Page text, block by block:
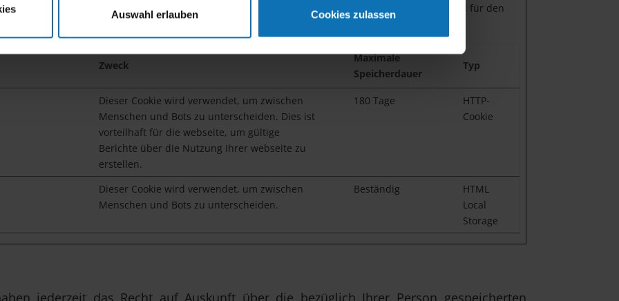
Auswahl erlauben Cookies zulassen
auf Webseiten zu folgen. Die Absicht ist, Anzeigen zu zeigen, die relevant und ansprechend für den
Publisher und werbetreibende Drittparteien sind.
Zweck
Maximale
Speicherdauer
Typ
Dieser Cookie wird verwendet, um zwischen
Menschen und Bots zu unterscheiden. Dies ist
vorteilhaft für die webseite, um gültige
Berichte über die Nutzung ihrer webseite zu
erstellen.
180 Tage
HTTP-
Cookie
Dieser Cookie wird verwendet, um zwischen
Menschen und Bots zu unterscheiden.
Beständig
HTML
Local
Storage
jederzeit das Recht auf Auskunft über die bezüglich Ihrer Person gespeicherten